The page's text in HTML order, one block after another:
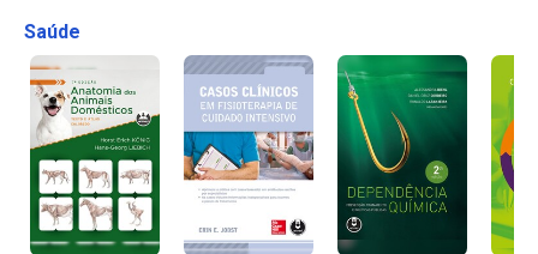
Saúde